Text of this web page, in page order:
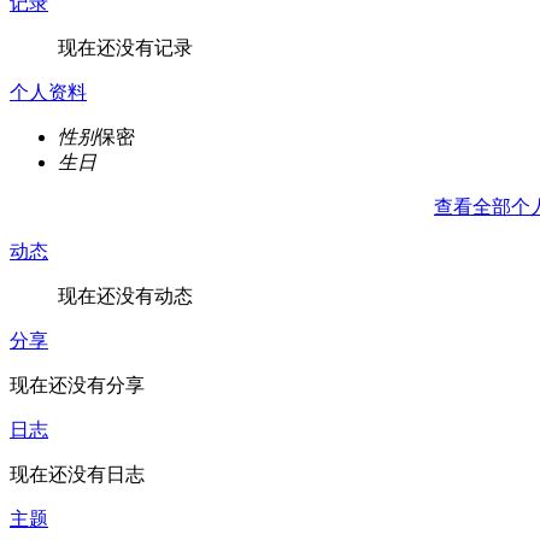
现在还没有记录
个人资料
性别保密
生日
查看全部个
动态
现在还没有动态
分享
现在还没有分享
日志
现在还没有日志
主题